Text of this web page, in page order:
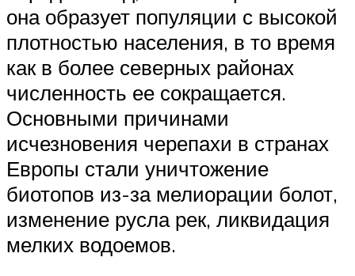
она образует популяции с высокой
плотностью населения, в то время
как в более северных районах
численность ее сокращается.
Основными причинами
исчезновения черепахи в странах
Европы стали уничтожение
биотопов из-за мелиорации болот,
изменение русла рек, ликвидация
мелких водоемов.